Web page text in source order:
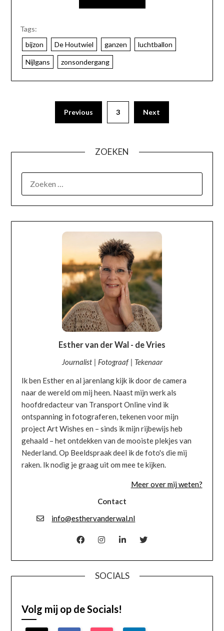
Tags:
bijzon
De Houtwiel ganzen luchtballon
Nijlgans zonsondergang
Previous 3 Next
ZOEKEN
OVER MIJ
Esther van der Wal - de Vries
Journalist | Fotograaf | Tekenaar
Ik ben Esther en al jarenlang kijk ik door de camera
naar de wereld om mij heen. Naast mijn werk als
hoofdredacteur van Transport Online vind ik
ontspanning in fotograferen, tekenen voor mijn
project Art Wishes en – sinds ik mijn rijbewijs heb
gehaald – het ontdekken van de mooiste plekjes van
Nederland. Op Beeldspraak deel ik de foto's die mij
raken. Ik nodig je graag uit om mee te kijken.
Meer over mij weten?
Contact
info@esthervanderwal.nl
SOCIALS
Volg mij op de Socials!